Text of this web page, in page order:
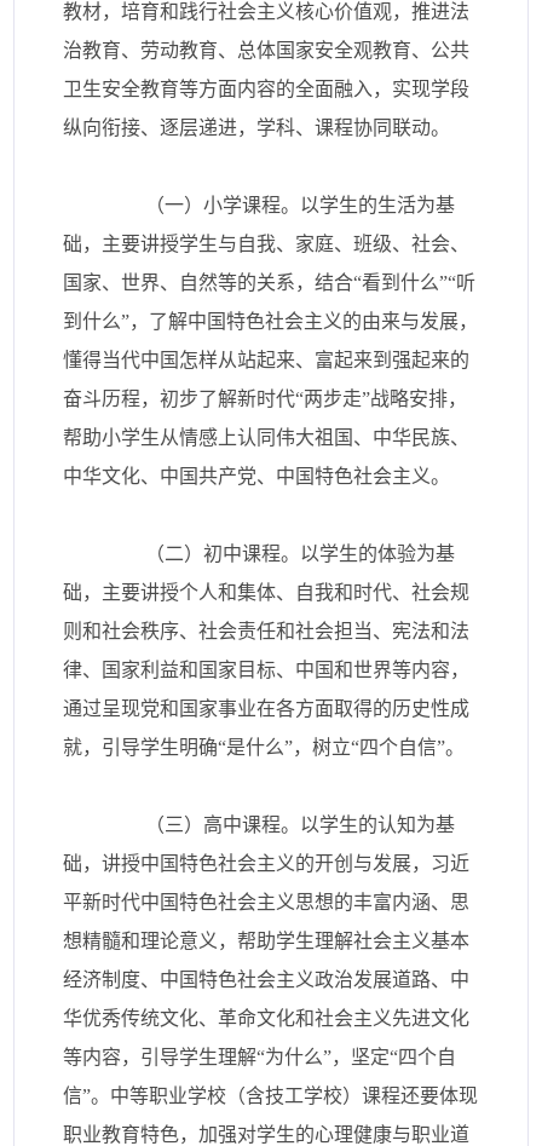
教材，培育和践行社会主义核心价值观，推进法
治教育、劳动教育、总体国家安全观教育、公共
卫生安全教育等方面内容的全面融入，实现学段
纵向衔接、逐层递进，学科、课程协同联动。
（一）小学课程。以学生的生活为基
础，主要讲授学生与自我、家庭、班级、社会、
国家、世界、自然等的关系，结合“看到什么”“听
到什么”，了解中国特色社会主义的由来与发展，
懂得当代中国怎样从站起来、富起来到强起来的
奋斗历程，初步了解新时代“两步走”战略安排，
帮助小学生从情感上认同伟大祖国、中华民族、
中华文化、中国共产党、中国特色社会主义。
（二）初中课程。以学生的体验为基
础，主要讲授个人和集体、自我和时代、社会规
则和社会秩序、社会责任和社会担当、宪法和法
律、国家利益和国家目标、中国和世界等内容，
通过呈现党和国家事业在各方面取得的历史性成
就，引导学生明确“是什么”，树立“四个自信”。
（三）高中课程。以学生的认知为基
础，讲授中国特色社会主义的开创与发展，习近
平新时代中国特色社会主义思想的丰富内涵、思
想精髓和理论意义，帮助学生理解社会主义基本
经济制度、中国特色社会主义政治发展道路、中
华优秀传统文化、革命文化和社会主义先进文化
等内容，引导学生理解“为什么”，坚定“四个自
信”。中等职业学校（含技工学校）课程还要体现
职业教育特色，加强对学生的心理健康与职业道